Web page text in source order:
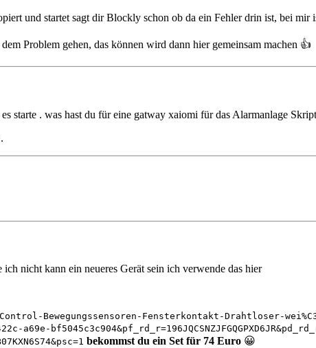
und startet sagt dir Blockly schon ob da ein Fehler drin ist, bei
Problem gehen, das können wird dann hier gemeinsam machen 👍️
starte . was hast du für eine gatway xaiomi für das Alarmanlage Skript
nicht kann ein neueres Gerät sein ich verwende das hier
Bewegungssensoren-Fensterkontakt-Drahtloser-
a69e-
bekommst du ein Set für 74 Euro 😀